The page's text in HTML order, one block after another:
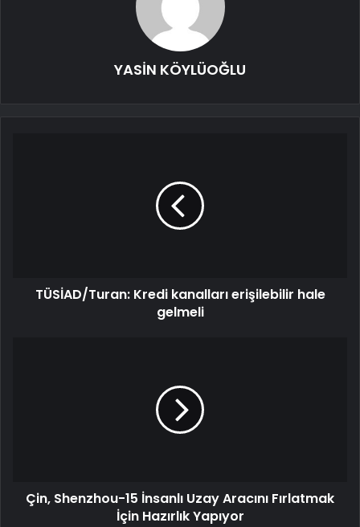
YASİN KÖYLÜOĞLU
TÜSİAD/Turan: Kredi kanalları erişilebilir hale
gelmeli
Çin, Shenzhou-15 İnsanlı Uzay Aracını Fırlatmak
İçin Hazırlık Yapıyor